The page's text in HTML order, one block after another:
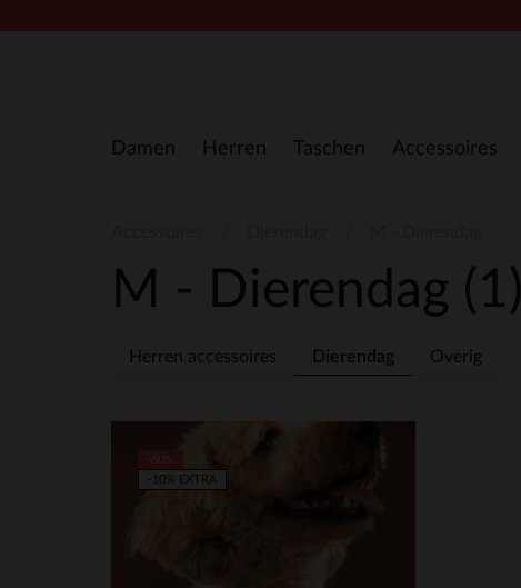
Damen Herren Taschen Accessoires
M - Dierendag (1)
Herren accessoires Dierendag Overig
-10% EXTRA